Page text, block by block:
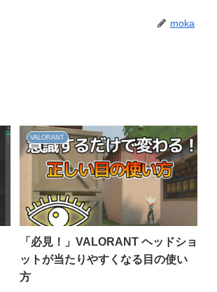
moka
VALORANT
「必見！」VALORANT ヘッドショ
ットが当たりやすくなる目の使い
方